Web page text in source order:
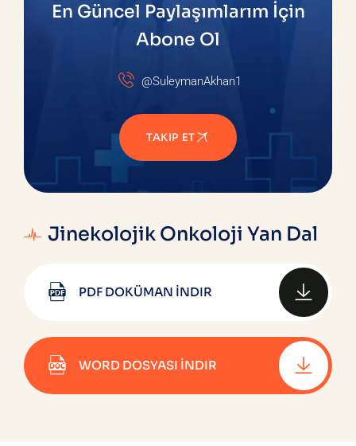
En Güncel Paylaşımlarım İçin
Abone Ol
@SuleymanAkhan1
TAKIP ET
Jinekolojik Onkoloji Yan Dal
PDF DOKÜMAN İNDIR
WORD DOSYASI İNDIR